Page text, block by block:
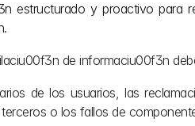
estructurado y proactivo
de informaciu00f3n
de los usuarios, las
o los fallos de